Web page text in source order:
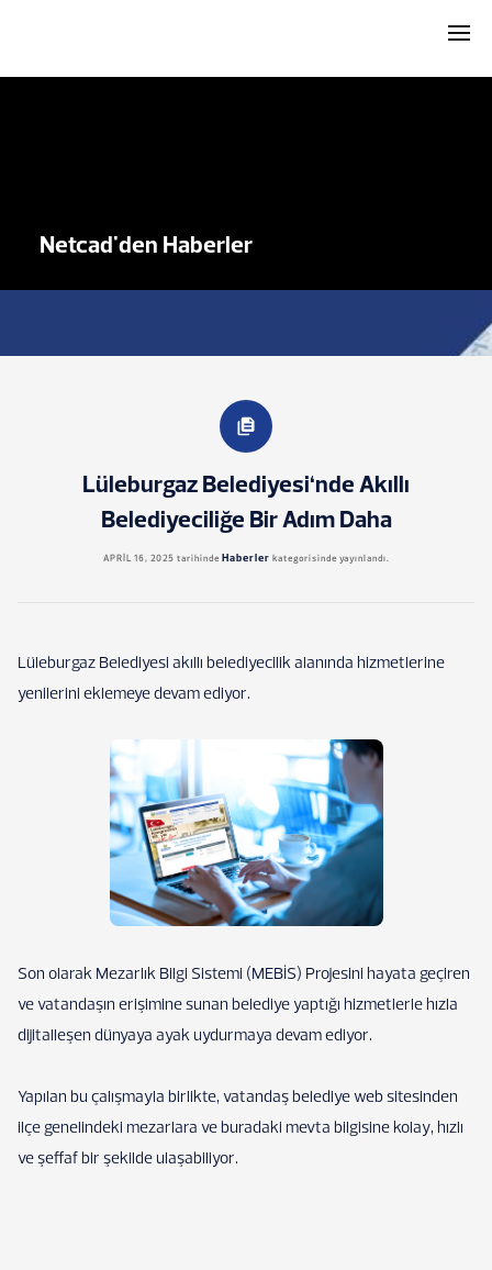
Netcad'den Haberler
Lüleburgaz Belediyesi‘nde Akıllı
Belediyeciliğe Bir Adım Daha
APRIL 16, 2025 tarihinde Haberler kategorisinde yayınlandı.
Lüleburgaz Belediyesi akıllı belediyecilik alanında hizmetlerine
yenilerini eklemeye devam ediyor.
Son olarak Mezarlık Bilgi Sistemi (MEBİS) Projesini hayata geçiren
ve vatandaşın erişimine sunan belediye yaptığı hizmetlerle hızla
dijitalleşen dünyaya ayak uydurmaya devam ediyor.
Yapılan bu çalışmayla birlikte, vatandaş belediye web sitesinden
ilçe genelindeki mezarlara ve buradaki mevta bilgisine kolay, hızlı
ve şeffaf bir şekilde ulaşabiliyor.